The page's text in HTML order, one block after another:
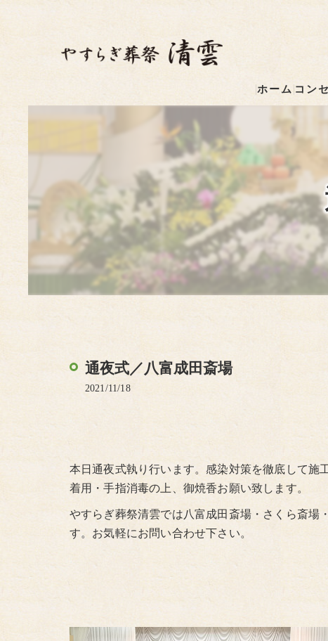
ホーム コン
成
成
成
通夜式／八富成田斎場
2021/11/18
本日通夜式執り行います。感染対策を徹底して施
着用・手指消毒の上、御焼香お願い致します。
やすらぎ葬祭清雲では八富成田斎場・さくら斎場
す。お気軽にお問い合わせ下さい。